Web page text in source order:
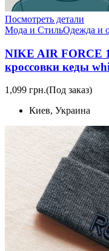
Посмотреть детали
Мода и СтильОдежда и
NIKE AIR FORCE
кроссовки кеды
1,099 грн.(Под заказ)
Киев, Украина